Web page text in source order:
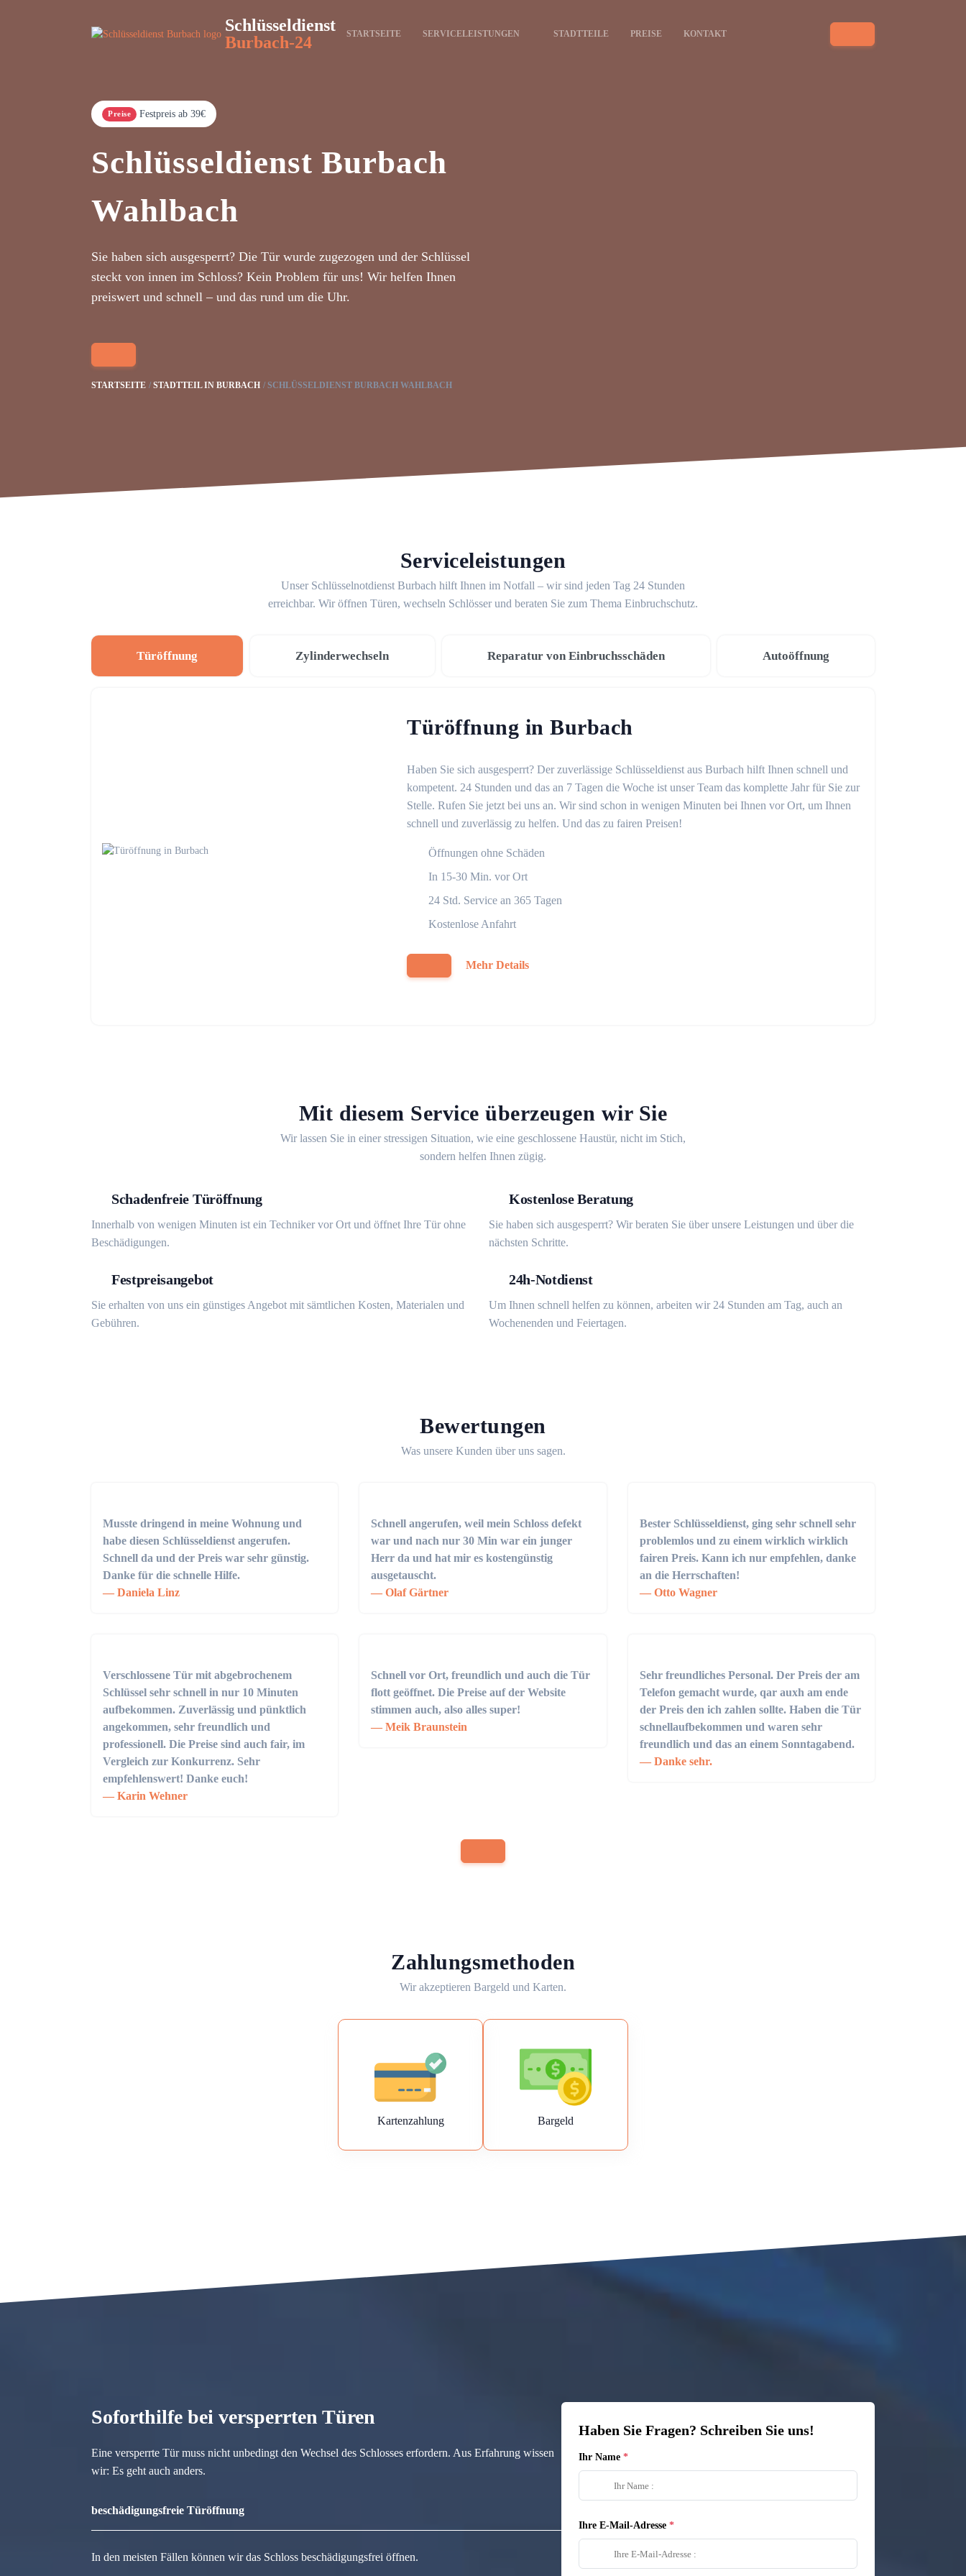
Schlüsseldienst
Burbach-24
STARTSEITE SERVICELEISTUNGEN STADTTEILE PREISE KONTAKT
Preise Festpreis ab 39€
Schlüsseldienst Burbach
Wahlbach
Sie haben sich ausgesperrt? Die Tür wurde zugezogen und der Schlüssel
steckt von innen im Schloss? Kein Problem für uns! Wir helfen Ihnen
preiswert und schnell – und das rund um die Uhr.
STARTSEITE STADTTEIL IN BURBACH SCHLÜSSELDIENST BURBACH WAHLBACH
Serviceleistungen
Unser Schlüsselnotdienst Burbach hilft Ihnen im Notfall – wir sind jeden Tag 24 Stunden
erreichbar. Wir öffnen Türen, wechseln Schlösser und beraten Sie zum Thema Einbruchschutz.
Türöffnung Zylinderwechseln Reparatur von Einbruchsschäden Autoöffnung
Türöffnung in Burbach
Haben Sie sich ausgesperrt? Der zuverlässige Schlüsseldienst aus Burbach hilft Ihnen schnell und
kompetent. 24 Stunden und das an 7 Tagen die Woche ist unser Team das komplette Jahr für Sie zur
Stelle. Rufen Sie jetzt bei uns an. Wir sind schon in wenigen Minuten bei Ihnen vor Ort, um Ihnen
schnell und zuverlässig zu helfen. Und das zu fairen Preisen!
Öffnungen ohne Schäden
In 15-30 Min. vor Ort
24 Std. Service an 365 Tagen
Kostenlose Anfahrt
Mehr Details
Mit diesem Service überzeugen wir Sie
Wir lassen Sie in einer stressigen Situation, wie eine geschlossene Haustür, nicht im Stich,
sondern helfen Ihnen zügig.
Schadenfreie Türöffnung
Innerhalb von wenigen Minuten ist ein Techniker vor Ort und öffnet Ihre Tür ohne
Beschädigungen.
Kostenlose Beratung
Sie haben sich ausgesperrt? Wir beraten Sie über unsere Leistungen und über die
nächsten Schritte.
Festpreisangebot
Sie erhalten von uns ein günstiges Angebot mit sämtlichen Kosten, Materialen und
Gebühren.
24h-Notdienst
Um Ihnen schnell helfen zu können, arbeiten wir 24 Stunden am Tag, auch an
Wochenenden und Feiertagen.
Bewertungen
Was unsere Kunden über uns sagen.
Musste dringend in meine Wohnung und
habe diesen Schlüsseldienst angerufen.
Schnell da und der Preis war sehr günstig.
Danke für die schnelle Hilfe.
Daniela Linz
Schnell angerufen, weil mein Schloss defekt
war und nach nur 30 Min war ein junger
Herr da und hat mir es kostengünstig
ausgetauscht.
Olaf Gärtner
Bester Schlüsseldienst, ging sehr schnell sehr
problemlos und zu einem wirklich wirklich
fairen Preis. Kann ich nur empfehlen, danke
an die Herrschaften!
Otto Wagner
Verschlossene Tür mit abgebrochenem
Schlüssel sehr schnell in nur 10 Minuten
aufbekommen. Zuverlässig und pünktlich
angekommen, sehr freundlich und
professionell. Die Preise sind auch fair, im
Vergleich zur Konkurrenz. Sehr
empfehlenswert! Danke euch!
Karin Wehner
Schnell vor Ort, freundlich und auch die Tür
flott geöffnet. Die Preise auf der Website
stimmen auch, also alles super!
Meik Braunstein
Sehr freundliches Personal. Der Preis der am
Telefon gemacht wurde, qar auxh am ende
der Preis den ich zahlen sollte. Haben die Tür
schnellaufbekommen und waren sehr
freundlich und das an einem Sonntagabend.
Danke sehr.
Zahlungsmethoden
Wir akzeptieren Bargeld und Karten.
Kartenzahlung Bargeld
Soforthilfe bei versperrten Türen
Eine versperrte Tür muss nicht unbedingt den Wechsel des Schlosses erfordern. Aus Erfahrung wissen
wir: Es geht auch anders.
beschädigungsfreie Türöffnung
In den meisten Fällen können wir das Schloss beschädigungsfrei öffnen.
Haben Sie Fragen? Schreiben Sie uns!
Ihr Name
Ihre E-Mail-Adresse